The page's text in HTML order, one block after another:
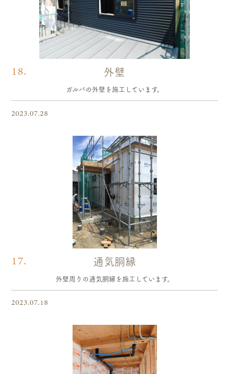
18. 外壁
ガルバの外壁を施工しています。
2023.07.28
17. 通気胴縁
外壁周りの通気胴縁を施工しています。
2023.07.18